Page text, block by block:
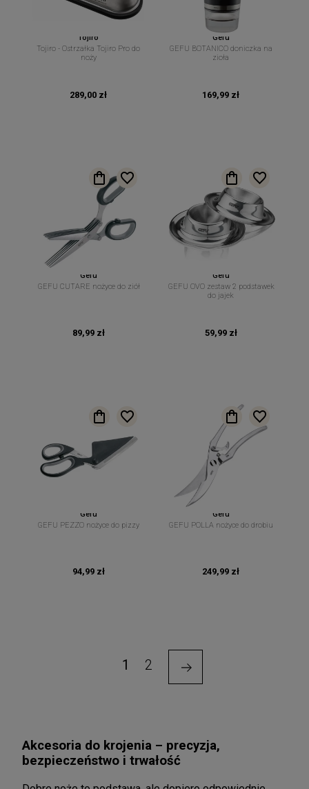
Tojiro
Tojiro - Ostrzałka Tojiro Pro do
noży
289,00 zł
Gefu
GEFU BOTANICO doniczka na
zioła
169,99 zł
Gefu
GEFU CUTARE nożyce do ziół
89,99 zł
Gefu
GEFU OVO zestaw 2 podstawek
do jajek
59,99 zł
Gefu
GEFU PEZZO nożyce do pizzy
94,99 zł
Gefu
GEFU POLLA nożyce do drobiu
249,99 zł
1 2
Akcesoria do krojenia – precyzja,
bezpieczeństwo i trwałość